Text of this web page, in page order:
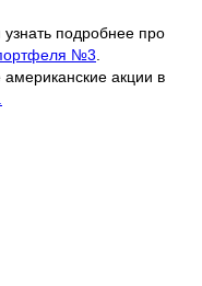
подробнее про
№3
акции в